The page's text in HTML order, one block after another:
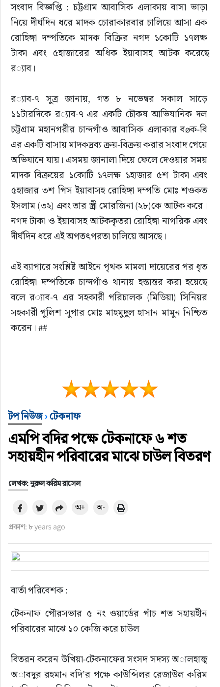
সংবাদ বিজ্ঞপ্তি : চট্টগ্রাম আবাসিক এলাকায় বাসা ভাড়া
নিয়ে দীর্ঘদিন ধরে মাদক চোরাকারবার চালিয়ে আসা এক
রোহিঙ্গা দম্পতিকে মাদক বিক্রির নগদ ১কোটি ১৭লক্ষ
টাকা এবং ৫হাজারের অধিক ইয়াবাসহ আটক করেছে
র‌্যাব।
র‌্যাব-৭ সুত্র জানায়, গত ৮ নভেম্বর সকাল সাড়ে
১১টারদিকে র‌্যাব-৭ এর একটি চৌকষ আভিযানিক দল
চট্টগ্রাম মহানগরীর চান্দগাঁও আবাসিক এলাকার বøক-বি
এর একটি বাসায় মাদকদ্রব্য ক্রয়-বিক্রয় করার সংবাদ পেয়ে
অভিযানে যায়। এসময় জানালা দিয়ে ফেলে দেওয়ার সময়
মাদক বিক্রয়ের ১কোটি ১৭লক্ষ ১হাজার ৫শ টাকা এবং
৫হাজার ৩শ পিস ইয়াবাসহ রোহিঙ্গা দম্পতি মোঃ শওকত
ইসলাম (৩২) এবং তার স্ত্রী মোরজিনা (২৮)কে আটক করে।
নগদ টাকা ও ইয়াবাসহ আটককৃতরা রোহিঙ্গা নাগরিক এবং
দীর্ঘদিন ধরে এই অপতৎপরতা চালিয়ে আসছে।
এই ব্যাপারে সংশ্লিষ্ট আইনে পৃথক মামলা দায়েরের পর ধৃত
রোহিঙ্গা দম্পতিকে চান্দগাঁও থানায় হস্তান্তর করা হয়েছে
বলে র‌্যাব-৭ এর সহকারী পরিচালক (মিডিয়া) সিনিয়র
সহকারী পুলিশ সুপার মোঃ মাহমুদুল হাসান মামুন নিশ্চিত
করেন। ##
টপ নিউজ›টেকনাফ
এমপি বদির পক্ষে টেকনাফে ৬ শত
সহায়হীন পরিবারের মাঝে চাউল বিতরণ
লেখক: নুরুল করিম রাসেল
প্রকাশ: ৮ years ago
অ+ অ-
বার্তা পরিবেশক :
টেকনাফ পৌরসভার ৫ নং ওয়ার্ডের পাঁচ শত সহায়হীন
পরিবারের মাঝে ১০ কেজি করে চাউল
বিতরন করেন উখিয়া-টেকনাফের সংসদ সদস্য অালহাজ্ব
অাবদুর রহমান বদি’র পক্ষে কাউন্সিলর রেজাউল করিম